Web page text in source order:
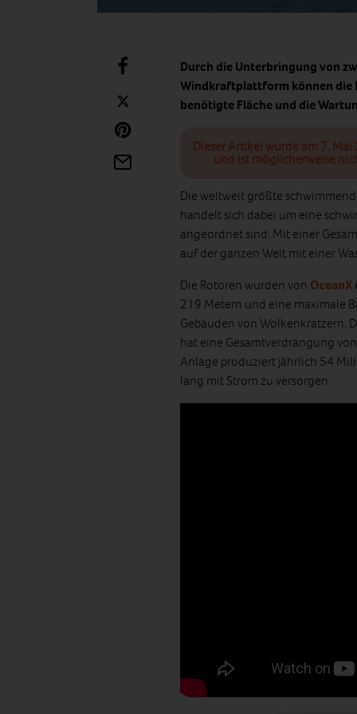
Durch die Unterbringung von
Windkraftplattform können die
benötigte Fläche und die
Dieser Artikel wurde am 7.
und ist möglicherweise
Die weltweit größte
handelt sich dabei um eine
angeordnet sind. Mit einer
auf der ganzen Welt mit einer
Die Rotoren wurden von OceanX
219 Metern und eine maximale
Gebäuden von Wolkenkratzern.
hat eine Gesamtverdrängung
Anlage produziert jährlich 54
lang mit Strom zu versorgen.